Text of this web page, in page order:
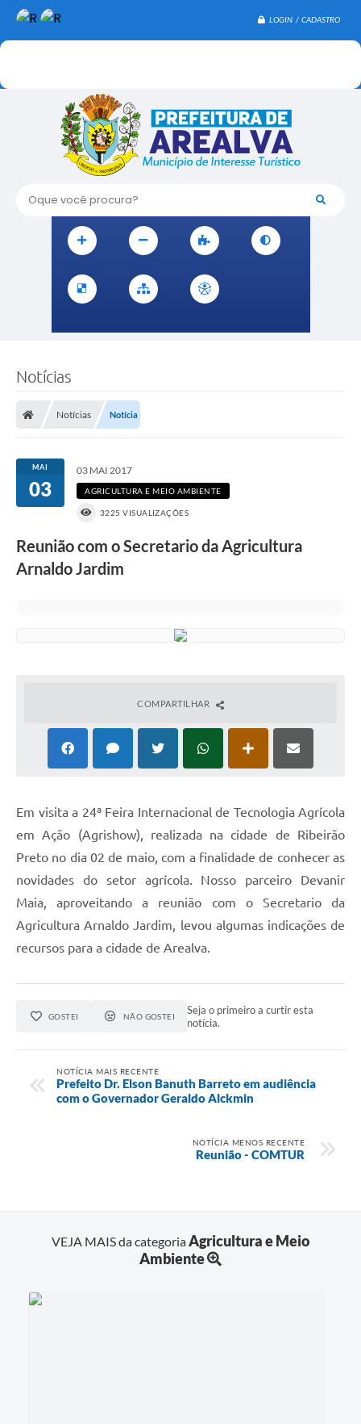
LOGIN / CADASTRO
Oque você procura?
Notícias
Notícias Notícia
MAI
03
03 MAI 2017
AGRICULTURA E MEIO AMBIENTE
3225 VISUALIZAÇÕES
Reunião com o Secretario da Agricultura
Arnaldo Jardim
COMPARTILHAR
Em visita a 24ª Feira Internacional de Tecnologia Agrícola
em Ação (Agrishow), realizada na cidade de Ribeirão
Preto no dia 02 de maio, com a finalidade de conhecer as
novidades do setor agrícola. Nosso parceiro Devanir
Maia, aproveitando a reunião com o Secretario da
Agricultura Arnaldo Jardim, levou algumas indicações de
recursos para a cidade de Arealva.
GOSTEI NÃO GOSTEI
Seja o primeiro a curtir esta
notícia.
NOTÍCIA MAIS RECENTE
Prefeito Dr. Elson Banuth Barreto em audiência
com o Governador Geraldo Alckmin
NOTÍCIA MENOS RECENTE
Reunião - COMTUR
VEJA MAIS da categoriaAgricultura e Meio
Ambiente